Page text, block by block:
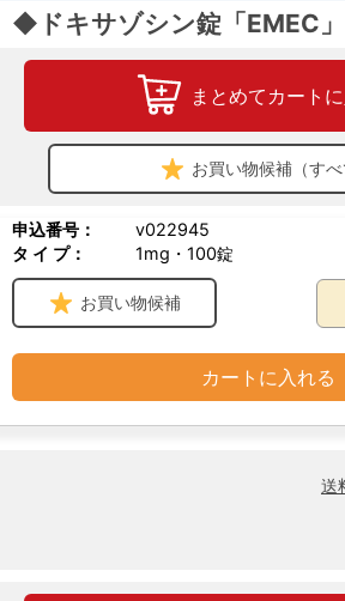
◆ドキサゾシン錠「EMEC」
まとめてカート
お買い物候補（すべ
申込番号：
v022945
タ イ プ：
1mg・100錠
お買い物候補
カートに入れる
送